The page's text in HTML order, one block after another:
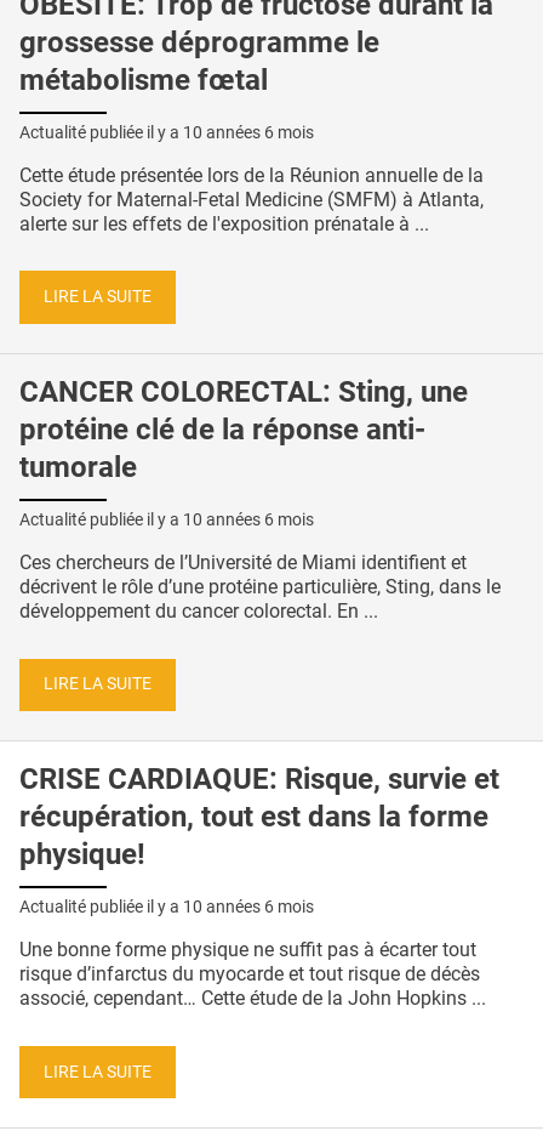
grossesse déprogramme le
métabolisme fœtal
Actualité publiée il y a 10 années 6 mois
Cette étude présentée lors de la Réunion annuelle de la
Society for Maternal-Fetal Medicine (SMFM) à Atlanta,
alerte sur les effets de l'exposition prénatale à ...
LIRE LA SUITE
CANCER COLORECTAL: Sting, une
protéine clé de la réponse anti-
tumorale
Actualité publiée il y a 10 années 6 mois
Ces chercheurs de l’Université de Miami identifient et
décrivent le rôle d’une protéine particulière, Sting, dans le
développement du cancer colorectal. En ...
LIRE LA SUITE
CRISE CARDIAQUE: Risque, survie et
récupération, tout est dans la forme
physique!
Actualité publiée il y a 10 années 6 mois
Une bonne forme physique ne suffit pas à écarter tout
risque d’infarctus du myocarde et tout risque de décès
associé, cependant… Cette étude de la John Hopkins ...
LIRE LA SUITE